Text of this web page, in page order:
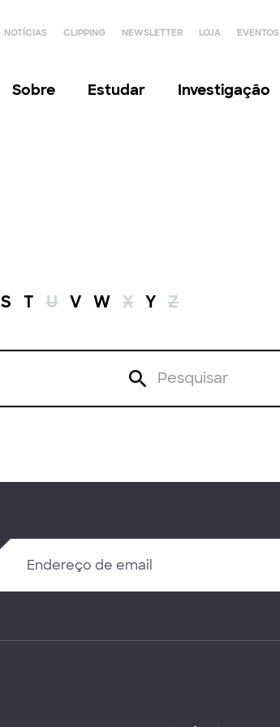
NOTÍCIAS CLIPPING NEWSLETTER LOJA EVENTOS
Sobre Estudar Investigação
S T U V W X Y Z